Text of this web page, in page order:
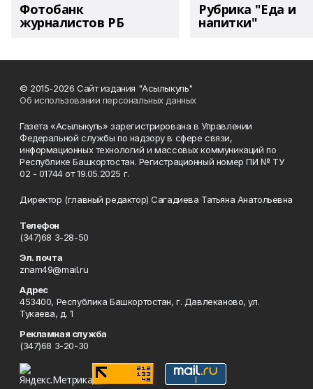
Фотобанк
журналистов РБ
Рубрика "Еда и
напитки"
© 2015-2026 Сайт издания "Асылыкуль"
Об использовании персональных данных
Газета «Асылыкуль» зарегистрирована в Управлении
Федеральной службы по надзору в сфере связи,
информационных технологий и массовых коммуникаций по
Республике Башкортостан. Регистрационный номер ПИ № ТУ
02 - 01744 от 19.05.2025 г.
Директор (главный редактор) Сагадиева Татьяна Анатольевна
Телефон
(347)68 3-28-50
Эл. почта
znam49@mail.ru
Адрес
453400, Республика Башкортостан, г. Давлеканово, ул.
Тукаева, д. 1
Рекламная служба
(347)68 3-20-30